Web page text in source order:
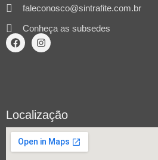
faleconosco@sintrafite.com.br
Conheça as subsedes
Localização